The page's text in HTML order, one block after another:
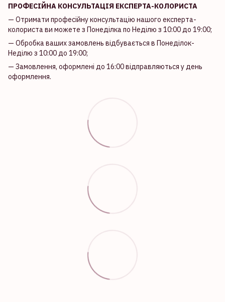
ПРОФЕСІЙНА КОНСУЛЬТАЦІЯ ЕКСПЕРТА-КОЛОРИСТА
— Отримати професійну консультацію нашого експерта-
колориста ви можете з Понеділка по Неділю з 10:00 до 19:00;
— Обробка ваших замовлень відбувається в Понеділок-
Неділю з 10:00 до 19:00;
— Замовлення, оформлені до 16:00 відправляються у день
оформлення.